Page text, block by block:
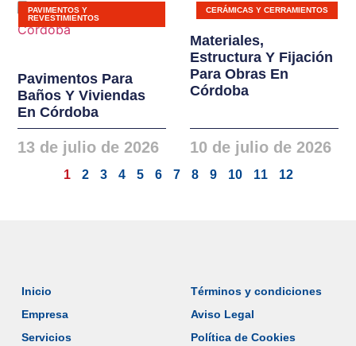
PAVIMENTOS Y
REVESTIMIENTOS
Pavimentos Para
Baños Y Viviendas
En Córdoba
13 de julio de 2026
CERÁMICAS Y CERRAMIENTOS
Materiales,
Estructura Y Fijación
Para Obras En
Córdoba
10 de julio de 2026
1 2 3 4 5 6 7 8 9 10 11 12
Inicio
Empresa
Servicios
Términos y condiciones
Aviso Legal
Política de Cookies